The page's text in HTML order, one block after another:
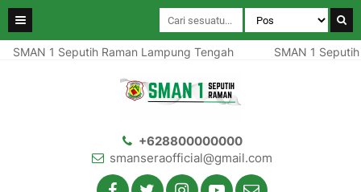
SMAN 1 Seputih Raman Lampung Tengah SMAN 1
+628800000000
smanseraofficial@gmail.com